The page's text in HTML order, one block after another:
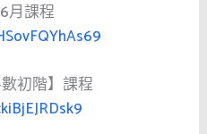
月課程
初階】課程